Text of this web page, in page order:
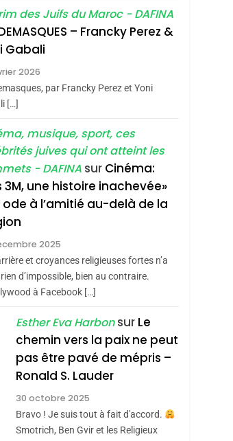
Dis Guerre»: La
Nouvelle Chanson De
Boy George
ISRAÉL JUDAISME
Accords D’Isaac:
L’alliance Pourrait
S’étendre À 13 Pays
D’Amérique Latine
ISRAÉL JUDAISME
Meurtrière Selon Le
Rapport D’ADL
Contre
L’antisémitisme
FRANCE ISRAÉL
FIÈRE, DIGNE ET
RÉSILIENTE :
POURQUOI JE
REVENDIQUE MA
JUDAÏTE Par Thérèse
Zrihen-Dvir
ISRAÉL JUDAISME
CE QUI NOUS
MANQUE – Jacques
Hadida
JUDAISME
des Juifs du Maroc - DAFINA
– Francky Perez &
Gabali
2026
par Francky Perez et Yoni
[…]
musique, sport, ces
juives qui ont atteint les
- DAFINA sur Cinéma:
3M, une histoire inachevée»
ode à l’amitié au-delà de la
2025
et croyances religieuses fortes n’a
d’impossible, bien au contraire.
à Facebook […]
Esther Eva Harbonsur Le
chemin vers la paix ne peut
pas être pavé de mépris –
Ronald S. Lauder
30 octobre 2025
Bravo ! Je suis tout à fait d'accord.
Smotrich, Ben Gvir et les Religieux